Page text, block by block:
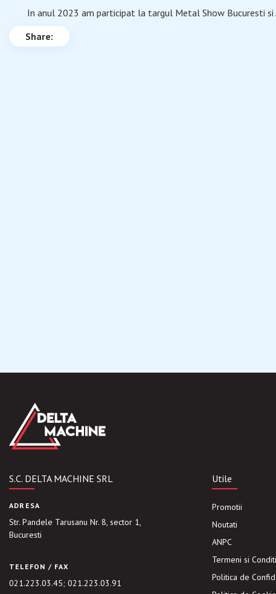
In anul 2023 am participat la targul Metal Show Bucuresti si
Share:
S.C. DELTA MACHINE SRL
ADRESA
Str. Pandele Tarusanu Nr. 8, sector 1,
Bucuresti
TELEFON / FAX
021.223.03.45; 021.223.03.91
Utile
Promotii
Noutati
ANPC
Termeni si
Politica de